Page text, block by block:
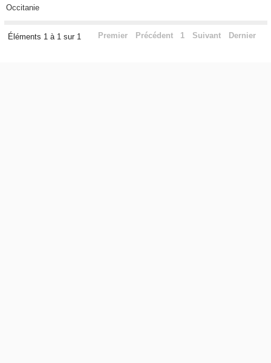
Occitanie
Éléments 1 à 1 sur 1 Premier Précédent 1 Suivant Dernier